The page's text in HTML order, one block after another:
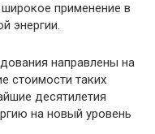
применение в
энергии.
направлены на
стоимости таких
десятилетия
на новый уровень